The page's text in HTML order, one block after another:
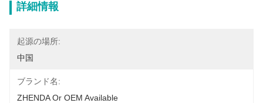
詳細情報
起源の場所:
中国
ブランド名:
ZHENDA Or OEM Available